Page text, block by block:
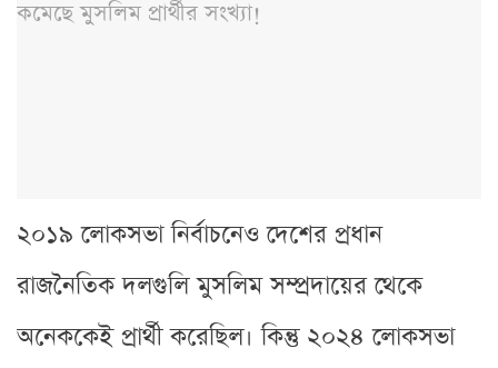
২০১৯ লোকসভা নির্বাচনেও দেশের প্রধান
রাজনৈতিক দলগুলি মুসলিম সম্প্রদায়ের থেকে
অনেককেই প্রার্থী করেছিল। কিন্তু ২০২৪ লোকসভা